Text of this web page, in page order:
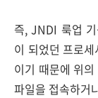
즉, JNDI 룩업 기
이 되었던 프로
이기 때문에 위
파일을 접속하거